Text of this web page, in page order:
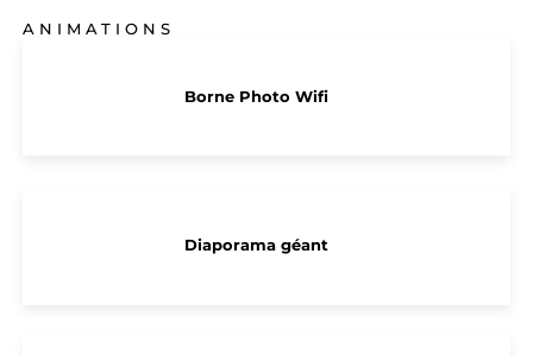
ANIMATIONS
Borne Photo Wifi
Diaporama géant